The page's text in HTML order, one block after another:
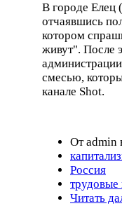
В городе Елец
отчаявшись
котором
живут". После
смесью,
канале Shot.
От admin
Россия
Читать